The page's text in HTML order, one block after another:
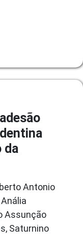
da
Antonio
Assunção
Saturnino